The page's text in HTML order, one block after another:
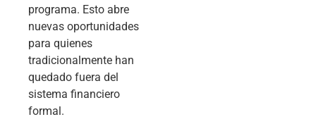
programa. Esto abre
nuevas oportunidades
para quienes
tradicionalmente han
quedado fuera del
sistema financiero
formal.